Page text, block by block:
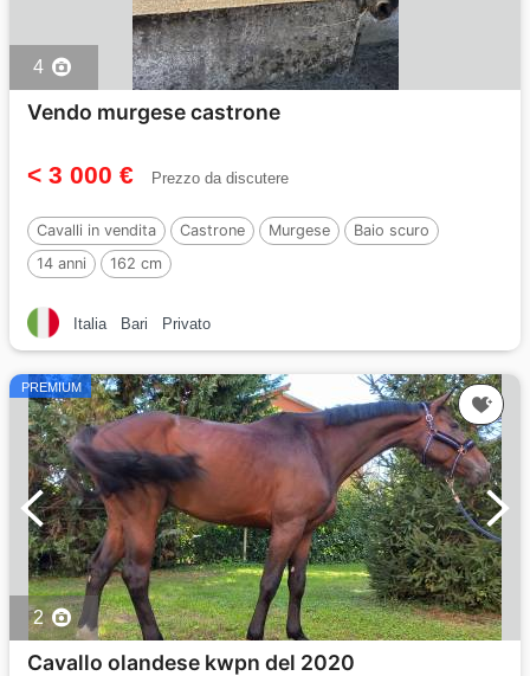
4
Vendo murgese castrone
< 3 000 € Prezzo da discutere
Cavalli in vendita Castrone Murgese
Baio scuro
14 anni
162 cm
Italia Bari Privato
PREMIUM
2
Cavallo olandese kwpn del 2020